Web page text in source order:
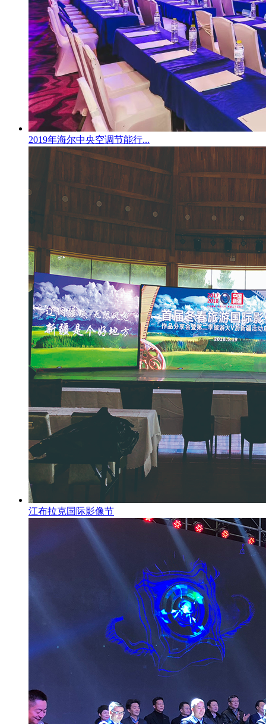
2019年海尔中央空调节能行...
江布拉克国际影像节